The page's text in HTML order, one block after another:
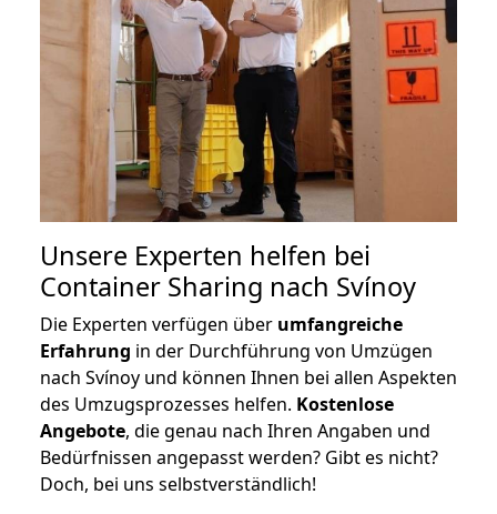
Unsere Experten helfen bei
Container Sharing nach Svínoy
Die Experten verfügen über umfangreiche
Erfahrung in der Durchführung von Umzügen
nach Svínoy und können Ihnen bei allen Aspekten
des Umzugsprozesses helfen. Kostenlose
Angebote, die genau nach Ihren Angaben und
Bedürfnissen angepasst werden? Gibt es nicht?
Doch, bei uns selbstverständlich!